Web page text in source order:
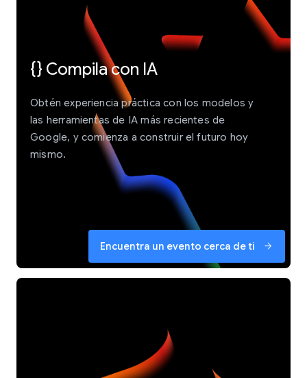
{} Compila con IA
Obtén experiencia práctica con los modelos y
las herramientas de IA más recientes de
Google, y comienza a construir el futuro hoy
mismo.
Encuentra un evento cerca de ti arrow_forward